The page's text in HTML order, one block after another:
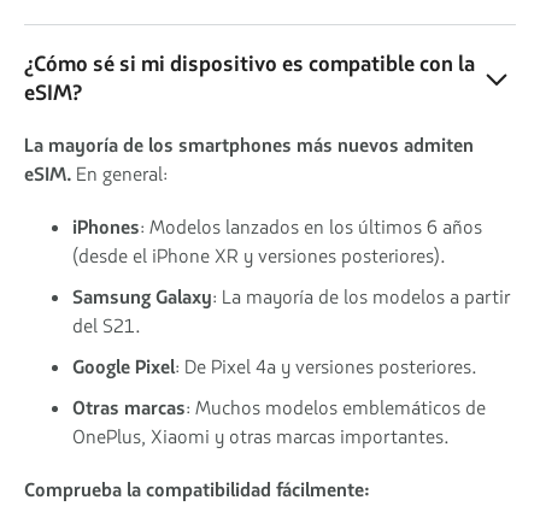
¿Cómo sé si mi dispositivo es compatible con la
eSIM?
La mayoría de los smartphones más nuevos admiten
eSIM. En general:
iPhones: Modelos lanzados en los últimos 6 años
(desde el iPhone XR y versiones posteriores).
Samsung Galaxy: La mayoría de los modelos a partir
del S21.
Google Pixel: De Pixel 4a y versiones posteriores.
Otras marcas: Muchos modelos emblemáticos de
OnePlus, Xiaomi y otras marcas importantes.
Comprueba la compatibilidad fácilmente: